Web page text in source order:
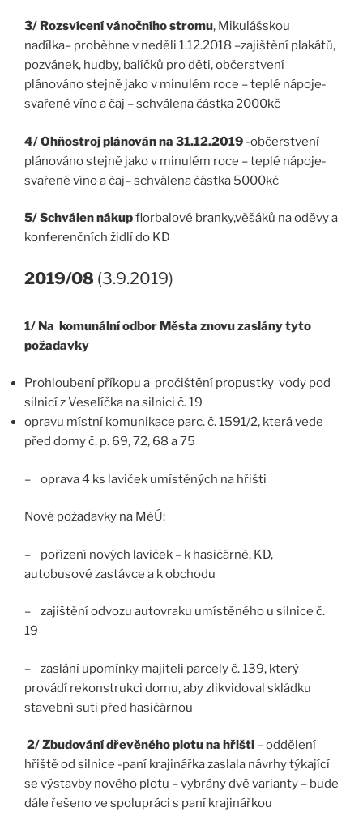
3/ Rozsvícení vánočního stromu, Mikulášskou
nadílka– proběhne v neděli 1.12.2018 –zajištění plakátů,
pozvánek, hudby, balíčků pro děti, občerstvení
plánováno stejně jako v minulém roce – teplé nápoje-
svařené víno a čaj – schválena částka 2000kč
4/ Ohňostroj plánován na 31.12.2019 -občerstvení
plánováno stejně jako v minulém roce – teplé nápoje-
svařené víno a čaj– schválena částka 5000kč
5/ Schválen nákupflorbalové branky,věšáků na oděvy a
konferenčních židlí do KD
2019/08 (3.9.2019)
1/ Na komunální odbor Města znovu zaslány tyto
požadavky
Prohloubení příkopu a pročištění propustky vody pod
silnicí z Veselíčka na silnici č. 19
opravu místní komunikace parc. č. 1591/2, která vede
před domy č. p. 69, 72, 68 a 75
– oprava 4 ks laviček umístěných na hřišti
Nové požadavky na MěÚ:
– pořízení nových laviček – k hasičárně, KD,
autobusové zastávce a k obchodu
– zajištění odvozu autovraku umístěného u silnice č.
19
– zaslání upomínky majiteli parcely č. 139, který
provádí rekonstrukci domu, aby zlikvidoval skládku
stavební suti před hasičárnou
2/ Zbudování dřevěného plotu na hřišti – oddělení
hřiště od silnice -paní krajinářka zaslala návrhy týkající
se výstavby nového plotu – vybrány dvě varianty – bude
dále řešeno ve spolupráci s paní krajinářkou